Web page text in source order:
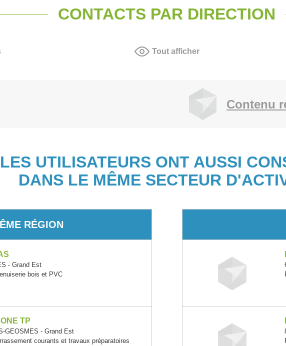
CONTACTS PAR DIRECTION
Tout afficher
Contenu
LES UTILISATEURS ONT AUSSI
DANS LE MÊME SECTEUR
RÉGION
- Grand Est
bois et PVC
TP
GEOSMES - Grand Est
courants et travaux préparatoires